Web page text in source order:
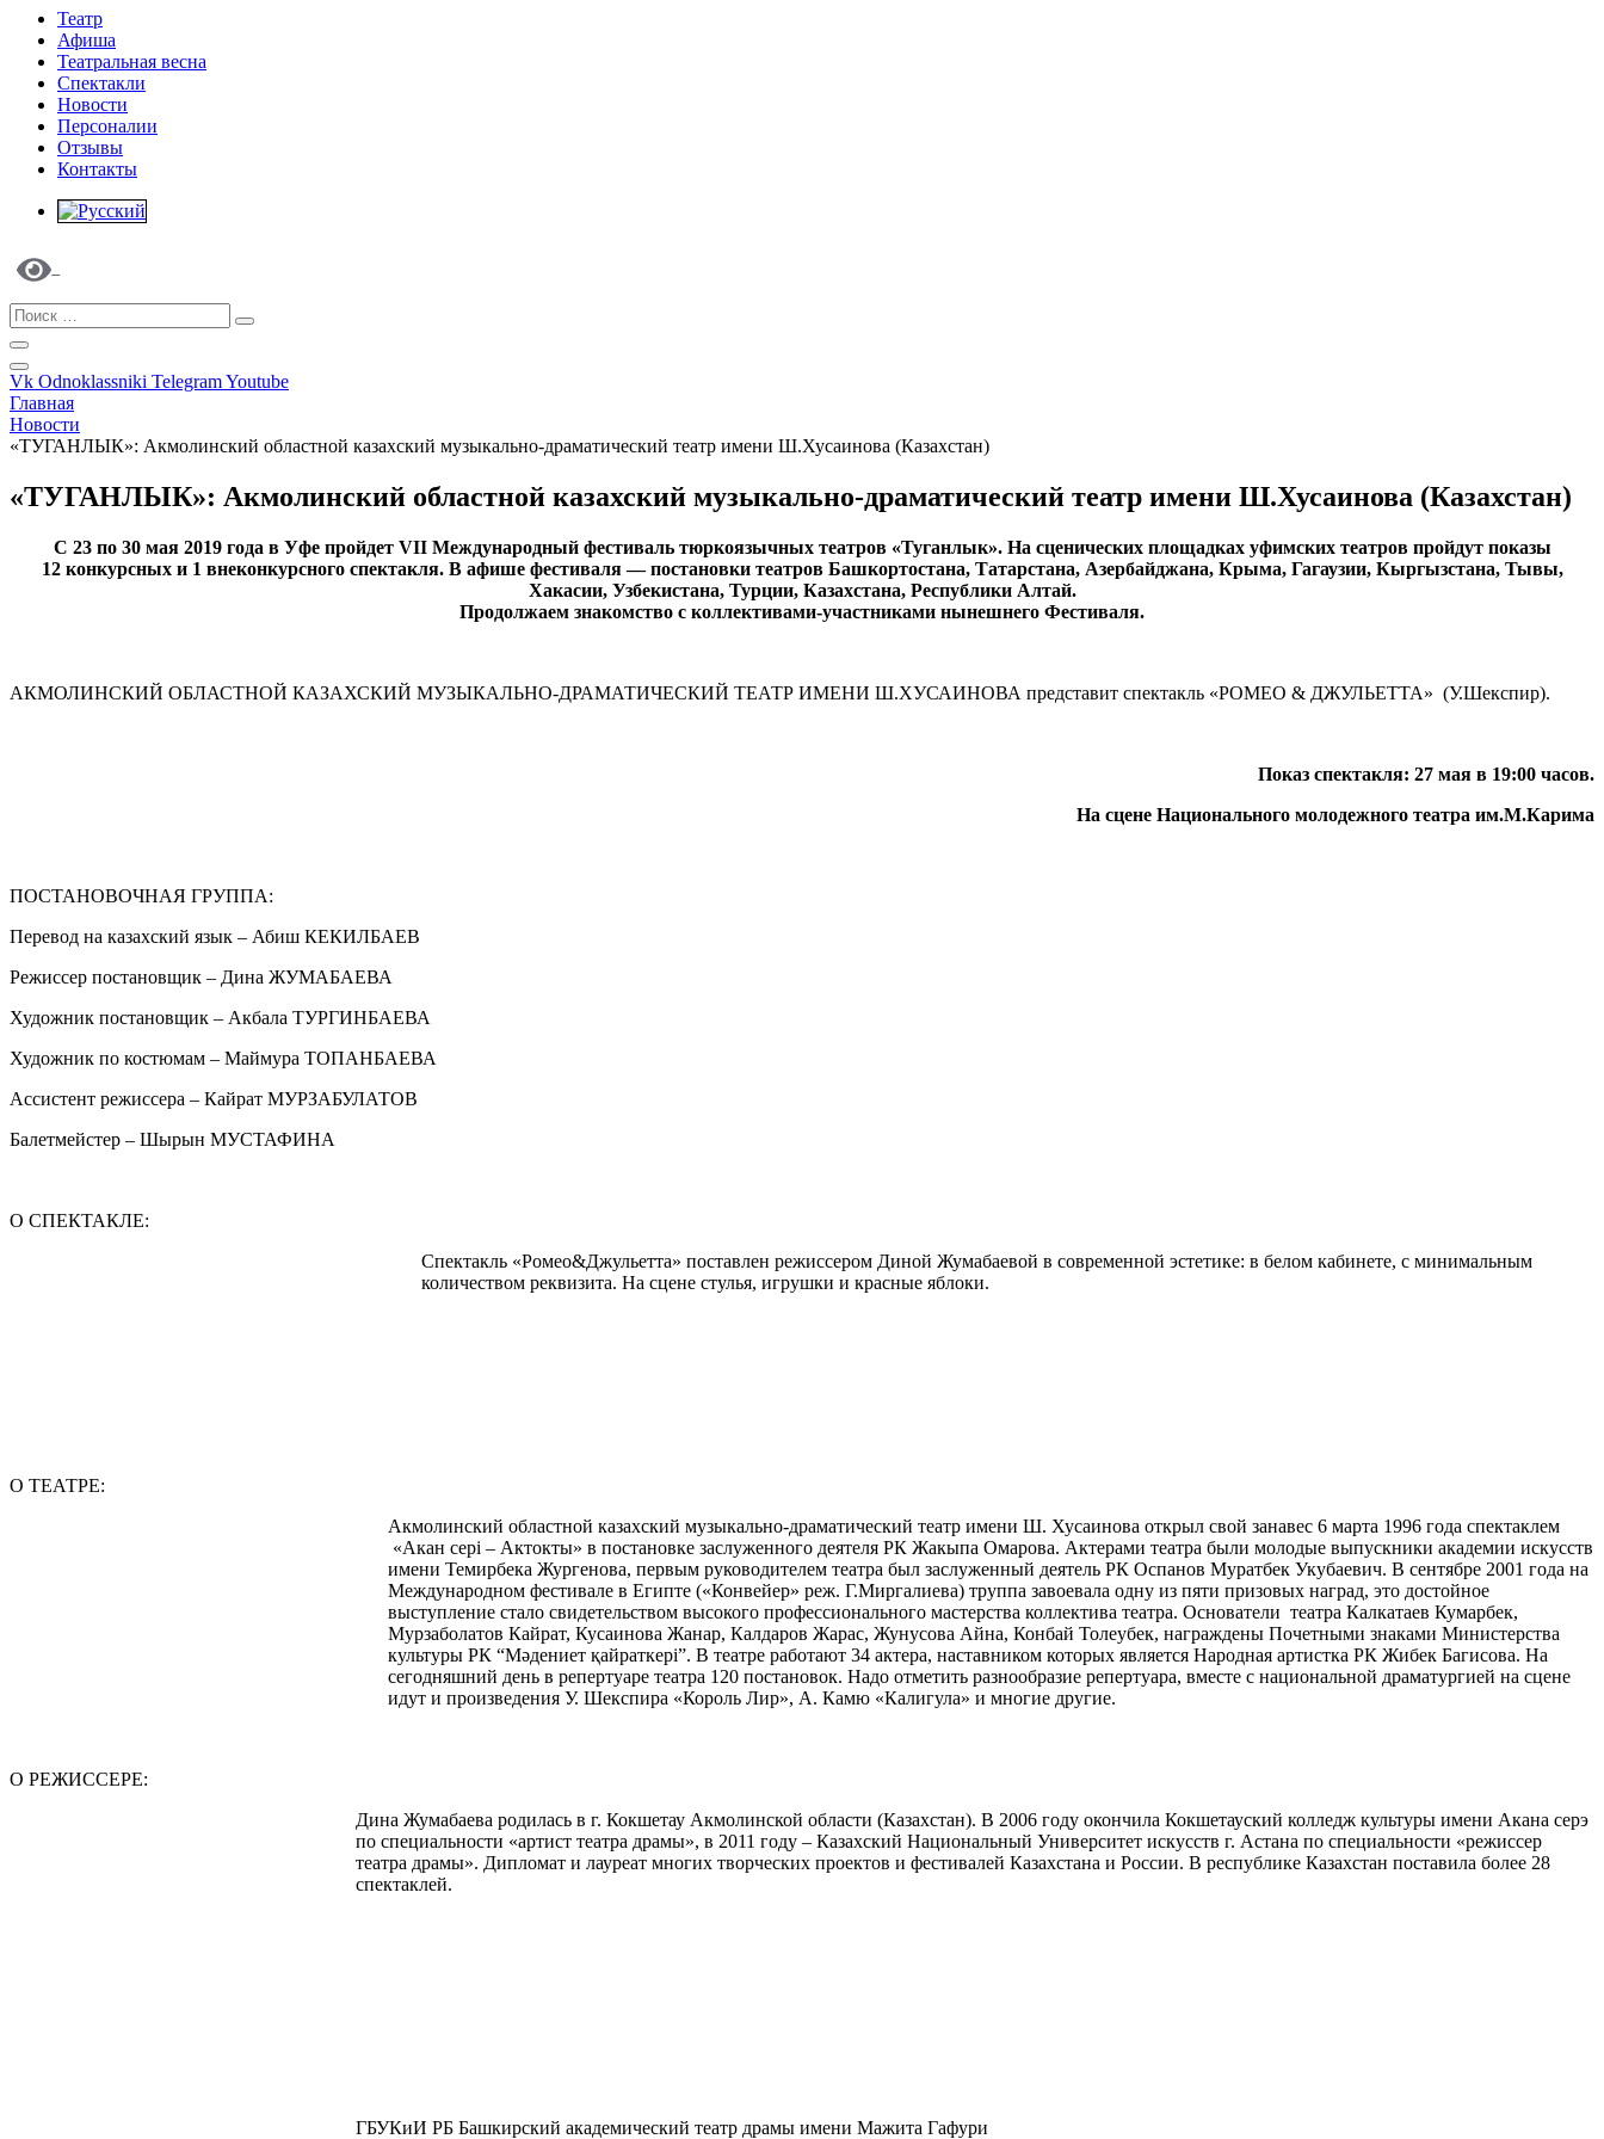
Театр
Афиша
Театральная весна
Спектакли
Новости
Персоналии
Отзывы
Контакты
Vk Odnoklassniki TelegramYoutube
Главная
Новости
«ТУГАНЛЫК»: Акмолинский областной казахский музыкально-драматический театр имени Ш.Хусаинова (Казахстан)
«ТУГАНЛЫК»: Акмолинский областной казахский музыкально-драматический театр имени Ш.Хусаинова (Казахстан)
С 23 по 30 мая 2019 года в Уфе пройдет VII Международный фестиваль тюркоязычных театров «Туганлык». На сценических площадках уфимских театров пройдут показы
12 конкурсных и 1 внеконкурсного спектакля. В афише фестиваля — постановки театров Башкортостана, Татарстана, Азербайджана, Крыма, Гагаузии, Кыргызстана, Тывы,
Хакасии, Узбекистана, Турции, Казахстана, Республики Алтай.
Продолжаем знакомство с коллективами-участниками нынешнего Фестиваля.
АКМОЛИНСКИЙ ОБЛАСТНОЙ КАЗАХСКИЙ МУЗЫКАЛЬНО-ДРАМАТИЧЕСКИЙ ТЕАТР ИМЕНИ Ш.ХУСАИНОВА представит спектакль «РОМЕО & ДЖУЛЬЕТТА» (У.Шекспир).
Показ спектакля: 27 мая в 19:00 часов.
На сцене Национального молодежного театра им.М.Карима
ПОСТАНОВОЧНАЯ ГРУППА:
Перевод на казахский язык – Абиш КЕКИЛБАЕВ
Режиссер постановщик – Дина ЖУМАБАЕВА
Художник постановщик – Акбала ТУРГИНБАЕВА
Художник по костюмам – Маймура ТОПАНБАЕВА
Ассистент режиссера – Кайрат МУРЗАБУЛАТОВ
Балетмейстер – Шырын МУСТАФИНА
О СПЕКТАКЛЕ:
Спектакль «Ромео&Джульетта» поставлен режиссером Диной Жумабаевой в современной эстетике: в белом кабинете, с минимальным
количеством реквизита. На сцене стулья, игрушки и красные яблоки.
О ТЕАТРЕ:
Акмолинский областной казахский музыкально-драматический театр имени Ш. Хусаинова открыл свой занавес 6 марта 1996 года спектаклем
«Акан сері – Актокты» в постановке заслуженного деятеля РК Жакыпа Омарова. Актерами театра были молодые выпускники академии искусств
имени Темирбека Жургенова, первым руководителем театра был заслуженный деятель РК Оспанов Муратбек Укубаевич. В сентябре 2001 года на
Международном фестивале в Египте («Конвейер» реж. Г.Миргалиева) труппа завоевала одну из пяти призовых наград, это достойное
выступление стало свидетельством высокого профессионального мастерства коллектива театра. Основатели театра Калкатаев Кумарбек,
Мурзаболатов Кайрат, Кусаинова Жанар, Калдаров Жарас, Жунусова Айна, Конбай Толеубек, награждены Почетными знаками Министерства
культуры РК “Мәдениет қайраткері”. В театре работают 34 актера, наставником которых является Народная артистка РК Жибек Багисова. На
сегодняшний день в репертуаре театра 120 постановок. Надо отметить разнообразие репертуара, вместе с национальной драматургией на сцене
идут и произведения У. Шекспира «Король Лир», А. Камю «Калигула» и многие другие.
О РЕЖИССЕРЕ:
Дина Жумабаева родилась в г. Кокшетау Акмолинской области (Казахстан). В 2006 году окончила Кокшетауский колледж культуры имени Акана серэ
по специальности «артист театра драмы», в 2011 году – Казахский Национальный Университет искусств г. Астана по специальности «режиссер
театра драмы». Дипломат и лауреат многих творческих проектов и фестивалей Казахстана и России. В республике Казахстан поставила более 28
спектаклей.
ГБУКиИ РБ Башкирский академический театр драмы имени Мажита Гафури